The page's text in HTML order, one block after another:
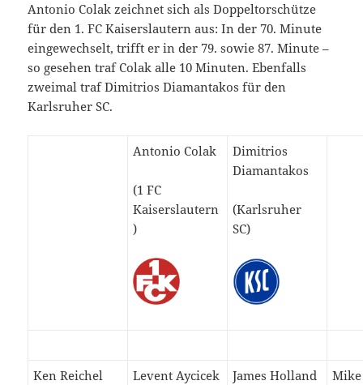
Antonio Colak zeichnet sich als Doppeltorschütze
für den 1. FC Kaiserslautern aus: In der 70. Minute
eingewechselt, trifft er in der 79. sowie 87. Minute –
so gesehen traf Colak alle 10 Minuten. Ebenfalls
zweimal traf Dimitrios Diamantakos für den
Karlsruher SC.
Antonio Colak
(1 FC
Kaiserslautern
)
Dimitrios
Diamantakos
(Karlsruher
SC)
Ken Reichel Levent Aycicek James Holland